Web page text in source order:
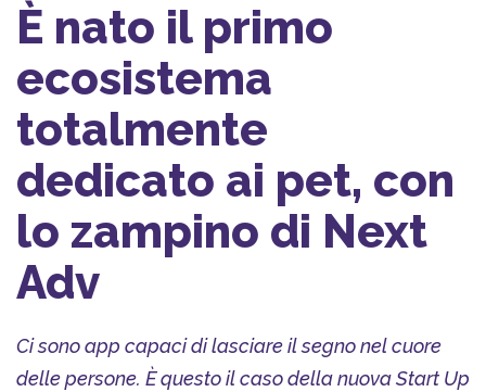
È nato il primo
ecosistema
totalmente
dedicato ai pet, con
lo zampino di Next
Adv
Ci sono app capaci di lasciare il segno nel cuore
delle persone. È questo il caso della nuova Start Up